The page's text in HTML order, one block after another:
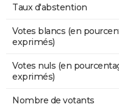
Taux d'abstention
Votes blancs (en
exprimés)
Votes nuls (en
exprimés)
Nombre de votants